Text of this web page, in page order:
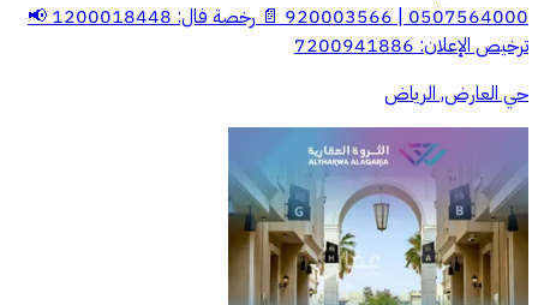
0507564000 | 920003566 📄 رخصة فال: 1200018448 📢
ترخيص الإعلان: 7200941886
حي العارض, الرياض